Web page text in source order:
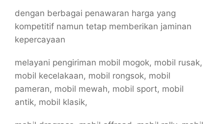
dengan berbagai penawaran harga yang
kompetitif namun tetap memberikan jaminan
kepercayaan
melayani pengiriman mobil mogok, mobil rusak,
mobil kecelakaan, mobil rongsok, mobil
pameran, mobil mewah, mobil sport, mobil
antik, mobil klasik,